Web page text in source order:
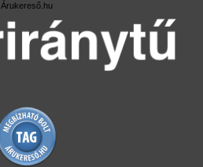
Árukereső.hu